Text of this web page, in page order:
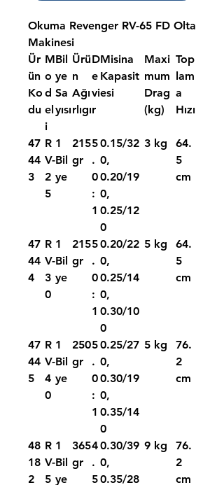
Okuma Revenger RV-65 FD Olta
Makinesi
Ür
ün
Ko
du
M
o
d
el
i
Bil
ye
Sa
yısı
Ürü
n
Ağı
rlıgı
D
e
vi
r
Misina
Kapasit
esi
Maxi
mum
Drag
(kg)
Top
lam
a
Hızı
47
44
3
R
V-
2
5
1
Bil
ye
215
gr
5
.
0
:
1
0.15/32
0,
0.20/19
0,
0.25/12
0
3 kg
64.
5
cm
47
44
4
R
V-
3
0
1
Bil
ye
215
gr
5
.
0
:
1
0.20/22
0,
0.25/14
0,
0.30/10
0
5 kg
64.
5
cm
47
44
5
R
V-
4
0
1
Bil
ye
250
gr
5
.
0
:
1
0.25/27
0,
0.30/19
0,
0.35/14
0
5 kg
76.
2
cm
48
18
2
R
V-
5
1
Bil
ye
365
gr
4
.
5
0.30/39
0,
0.35/28
9 kg
76.
2
cm